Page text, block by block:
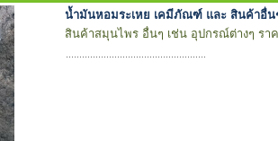
น้ำมันหอมระเหย เคมีภัณฑ์ และ สินค้าอื่
สินค้าสมุนไพร อื่นๆ เช่น อุปกรณ์ต่างๆ ร